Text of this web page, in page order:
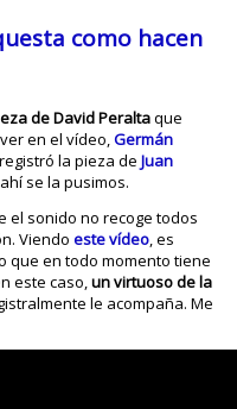
como hacen
de David Peraltaque
en el vídeo,Germán
la pieza deJuan
se la pusimos.
el sonido no recoge todos
Viendoeste vídeo, es
que en todo momento tiene
este caso,un virtuoso de la
le acompaña. Me